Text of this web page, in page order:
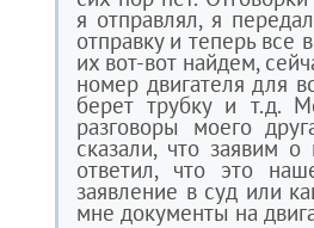
я отправлял, я
отправку и теперь
их вот-вот найдем,
номер двигателя для
берет трубку и т.д.
разговоры моего
сказали, что заявим
ответил, что это
заявление в суд или
мне документы на